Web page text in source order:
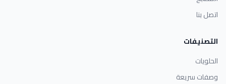
اتصل بنا
التصنيفات
الحلويات
وصفات سريعة